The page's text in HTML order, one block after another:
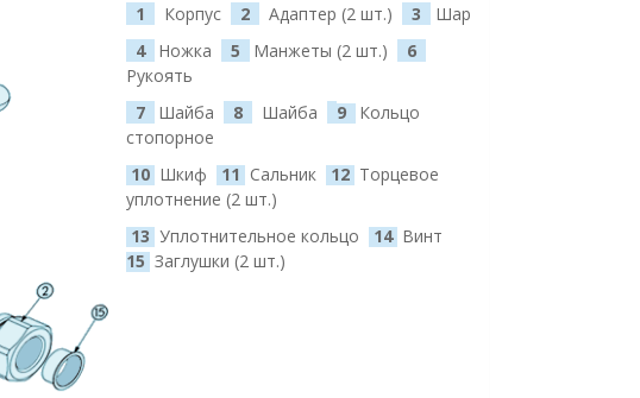
1 Корпус 2 Адаптер (2 шт.) 3
Шар
4 Ножка 5 Манжеты (2 шт.)
6
Рукоять
7
Шайба 8 Шайба 9
Кольцо
стопорное
10 Шкиф 11 Сальник 12 Торцевое
уплотнение (2 шт.)
13 Уплотнительное кольцо 14 Винт
15 Заглушки (2 шт.)